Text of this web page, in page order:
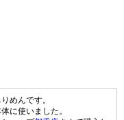
めんです。
に使いました。